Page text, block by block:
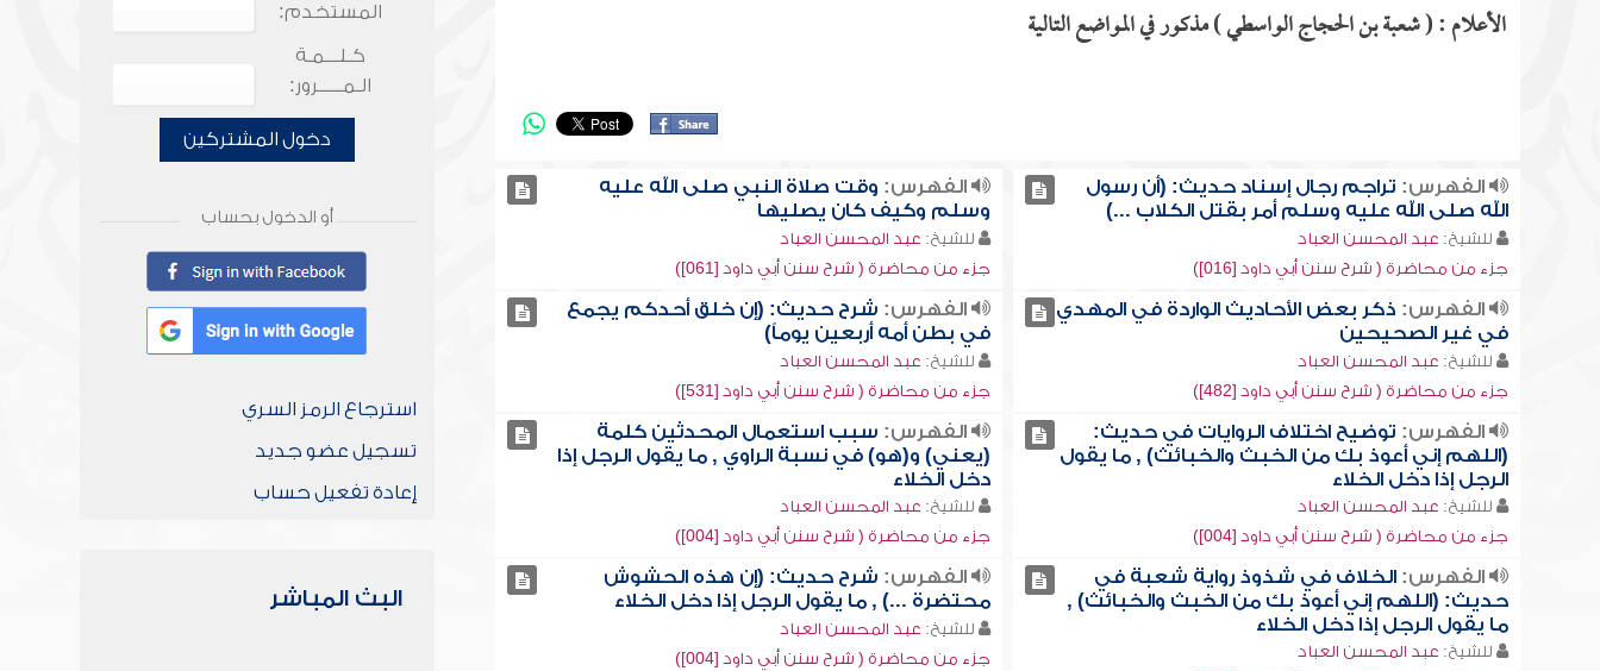
الأعلام : ( شعبة بن الحجاج الواسطي ) مذكور في المواضع التالية
الفهرس: تراجم رجال إسناد حديث: (أن رسول
الله صلى الله عليه وسلم أمر بقتل الكلاب ...)
للشيخ: عبد المحسن العباد
جزء من محاضرة ( شرح سنن أبي داود [016])
الفهرس: وقت صلاة النبي صلى الله عليه
وسلم وكيف كان يصليها
للشيخ: عبد المحسن العباد
جزء من محاضرة ( شرح سنن أبي داود [061])
الفهرس: ذكر بعض الأحاديث الواردة في المهدي
في غير الصحيحين
للشيخ: عبد المحسن العباد
جزء من محاضرة ( شرح سنن أبي داود [482])
الفهرس: شرح حديث: (إن خلق أحدكم يجمع
في بطن أمه أربعين يوماً)
للشيخ: عبد المحسن العباد
جزء من محاضرة ( شرح سنن أبي داود [531])
الفهرس: توضيح اختلاف الروايات في حديث:
(اللهم إني أعوذ بك من الخبث والخبائث) , ما يقول
الرجل إذا دخل الخلاء
للشيخ: عبد المحسن العباد
جزء من محاضرة ( شرح سنن أبي داود [004])
الفهرس: سبب استعمال المحدثين كلمة
(يعني) و(هو) في نسبة الراوي , ما يقول الرجل إذا
دخل الخلاء
للشيخ: عبد المحسن العباد
جزء من محاضرة ( شرح سنن أبي داود [004])
الفهرس:الخلاف في شذوذ رواية شعبة في
حديث: (اللهم إني أعوذ بك من الخبث والخبائث) ,
ما يقول الرجل إذا دخل الخلاء
للشيخ: عبد المحسن العباد
الفهرس: شرح حديث: (إن هذه الحشوش
محتضرة ...) , ما يقول الرجل إذا دخل الخلاء
للشيخ: عبد المحسن العباد
جزء من محاضرة ( شرح سنن أبي داود [004])
المستخدم:
كـلـــمـة
الـمـــــرور:
دخول المشتركين
أو الدخول بحساب
استرجاع الرمز السري
تسجيل عضو جديد
إعادة تفعيل حساب
البث المباشر